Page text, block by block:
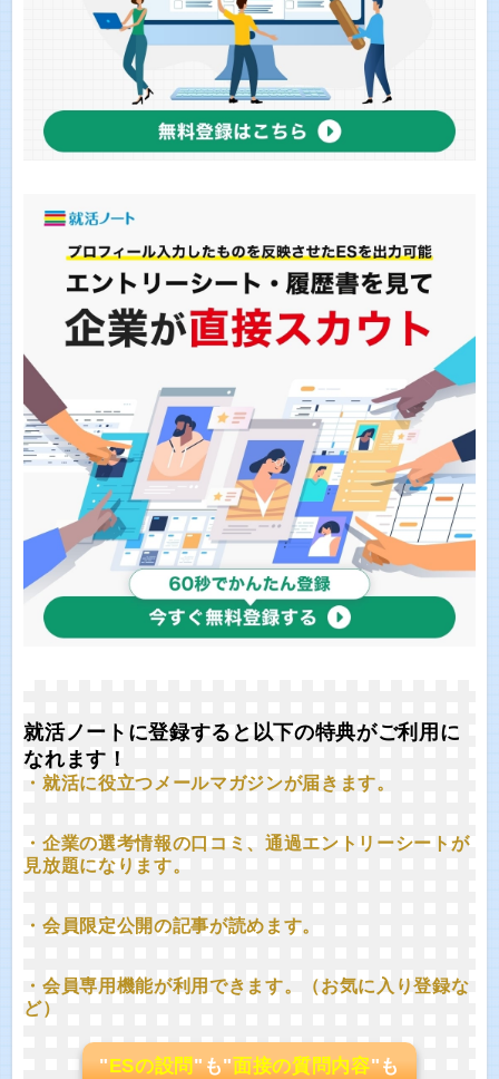
就活ノートに登録すると以下の特典がご利用に
なれます！
・就活に役立つメールマガジンが届きます。
・企業の選考情報の口コミ、通過エントリーシートが
見放題になります。
・会員限定公開の記事が読めます。
・会員専用機能が利用できます。（お気に入り登録な
ど）
"ESの設問"も"面接の質問内容"も